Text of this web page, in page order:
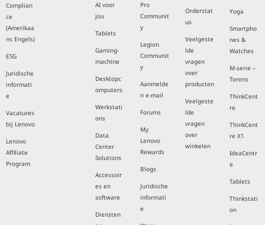
Complian
ce
(Amerikaa
ns Engels)
ESG
Juridische
informati
e
Vacatures
bij Lenovo
Lenovo
Affiliate
Program
AI voor
jou
Tablets
Gaming-
machine
Desktopc
omputers
Werkstati
ons
Data
Center
Solutions
Accessoir
es en
software
Diensten
Pro
Communit
y
Legion
Communit
y
Aanmelde
n e-mail
Forums
My
Lenovo
Rewards
Blogs
Juridische
informati
e
Orderstat
us
Veelgeste
lde
vragen
over
producten
Veelgeste
lde
vragen
over
winkelen
Yoga
Smartpho
nes &
Watches
M-serie –
Torens
ThinkCent
re
ThinkCent
re X1
IdeaCentr
e
Tablets
Thinkstati
on